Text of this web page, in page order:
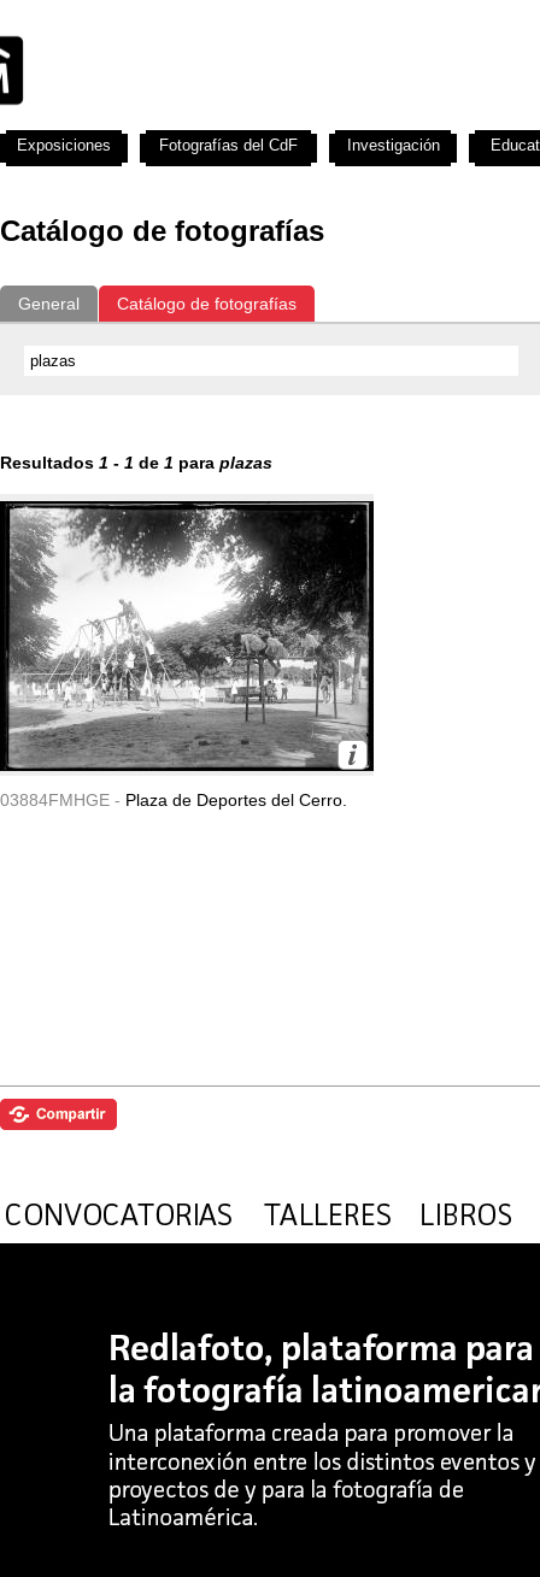
Catálogo de fotografías
General Catálogo de fotografías
Resultados 1 - 1 de 1 para plazas
03884FMHGE - Plaza de Deportes del Cerro.
Exposiciones Fotografías del CdF Investigación